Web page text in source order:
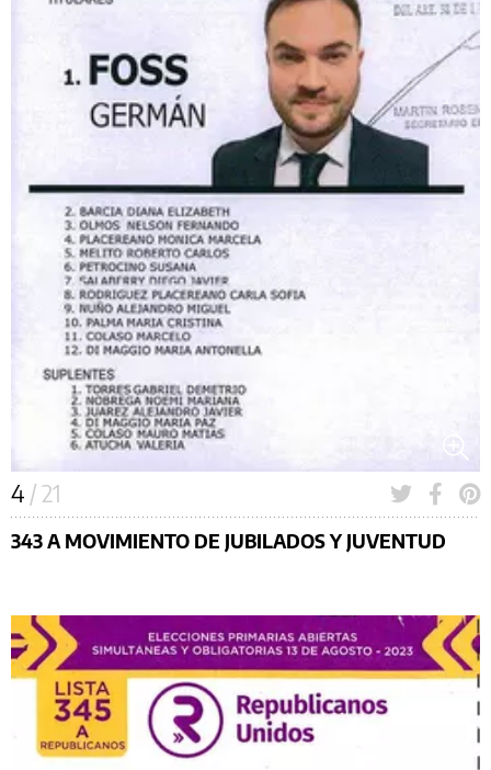
4 / 21
343 A MOVIMIENTO DE JUBILADOS Y JUVENTUD